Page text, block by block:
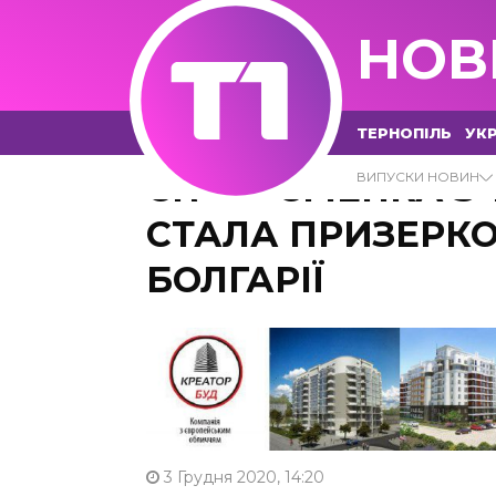
ТЕРНОПІЛЬ
ВИПУСКИ НОВИН
СПОРТСМЕНКА
СТАЛА
БОЛГАРІЇ
3 Грудня 2020, 14:20